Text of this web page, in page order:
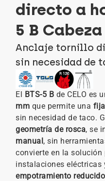
directo a
5 B
Anclaje tornillo
sin necesidad de
El BTS-5 B de CELO es
mm que permite una
sin necesidad de taco.
geometría de rosca, se
manual, sin
convierte en la solución
instalaciones eléctricas
empotramiento